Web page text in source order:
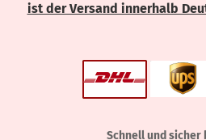
ist der Versand innerhalb
Schnell und sicher